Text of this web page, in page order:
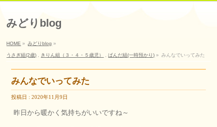
みどりblog
HOME » みどりblog »
うさぎ組(2歳) きりん組（３・４・５歳児） ,ぱんだ組(一時預かり) » みんなでいってみた
みんなでいってみた
投稿日 : 2020年11月9日
昨日から暖かく気持ちがいいですね～